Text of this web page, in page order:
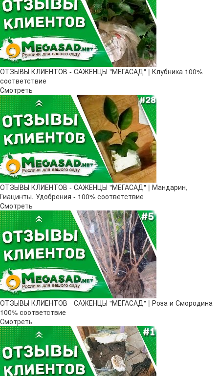
ОТЗЫВЫ КЛИЕНТОВ - САЖЕНЦЫ "МЕГАСАД" | Клубника 100%
соответствие
Смотреть
ОТЗЫВЫ КЛИЕНТОВ - САЖЕНЦЫ "МЕГАСАД" | Мандарин,
Гиацинты, Удобрения - 100% соответствие
Смотреть
ОТЗЫВЫ КЛИЕНТОВ - САЖЕНЦЫ "МЕГАСАД" | Роза и Смородина
100% соответствие
Смотреть